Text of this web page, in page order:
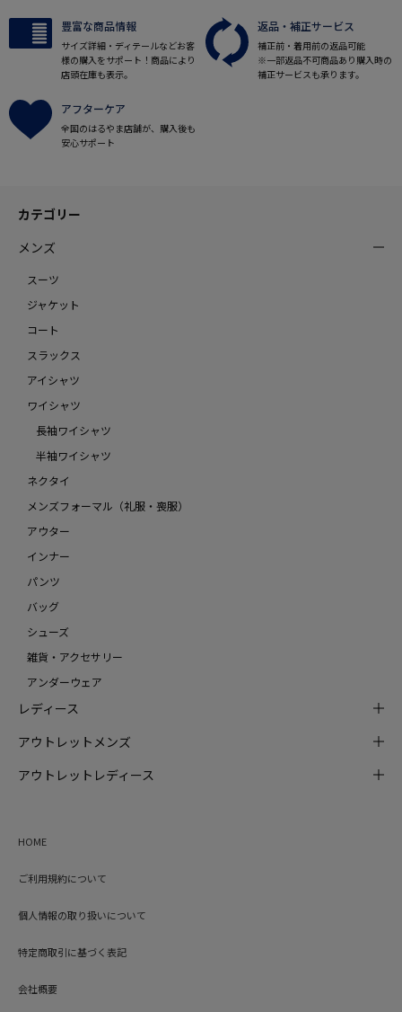
豊富な商品情報
サイズ詳細・ディテールなどお客
様の購入をサポート！商品により
店頭在庫も表示。
返品・補正サービス
補正前・着用前の返品可能
※一部返品不可商品あり購入時の
補正サービスも承ります。
アフターケア
全国のはるやま店舗が、購入後も
安心サポート
カテゴリー
メンズ
スーツ
ジャケット
コート
スラックス
アイシャツ
ワイシャツ
長袖ワイシャツ
半袖ワイシャツ
ネクタイ
メンズフォーマル（礼服・喪服）
アウター
インナー
パンツ
バッグ
シューズ
雑貨・アクセサリー
アンダーウェア
レディース
アウトレットメンズ
アウトレットレディース
HOME
ご利用規約について
個人情報の取り扱いについて
特定商取引に基づく表記
会社概要